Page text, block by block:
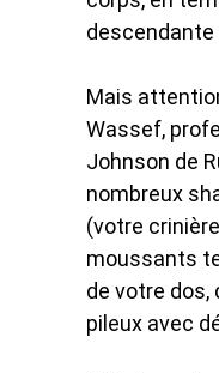
descendante
Mais
Wassef,
Johnson de
nombreux
(votre
moussants
de votre
pileux avec